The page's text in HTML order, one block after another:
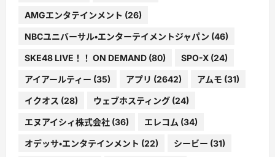
AMGエンタテインメント (26)
NBCユニバーサル・エンターテイメントジャパン (46)
SKE48 LIVE！！ ON DEMAND (80) SPO-X (24)
アイアールティー (35) アプリ (2642) アムモ (31)
イクオス (28) ウェブホスティング (24)
エヌアイシィ株式会社 (36) エレコム (34)
オデッサ・エンタテインメント (22) シービー (31)